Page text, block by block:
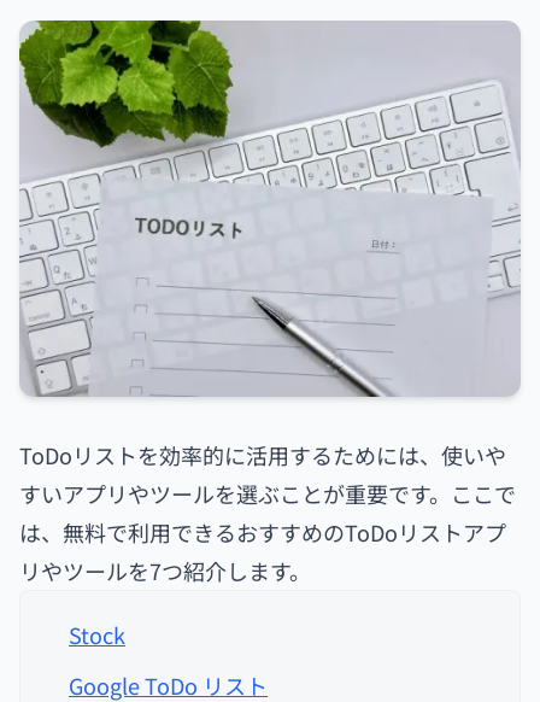
ToDoリストを効率的に活用するためには、使いや
すいアプリやツールを選ぶことが重要です。ここで
は、無料で利用できるおすすめのToDoリストアプ
リやツールを7つ紹介します。
Stock
Google ToDo リスト